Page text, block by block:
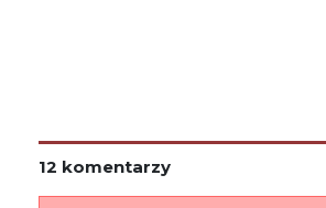
12 komentarzy